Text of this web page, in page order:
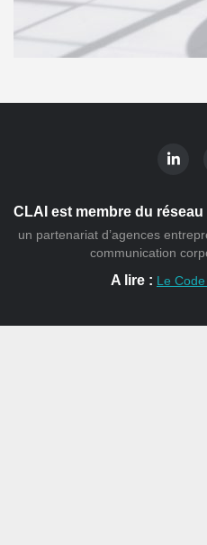
CLAI est membre du réseau
un partenariat d’agences
communication
A lire : Le Code